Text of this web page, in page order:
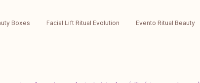
Boxes Facial Lift Ritual Evolution Evento Ritual Beauty